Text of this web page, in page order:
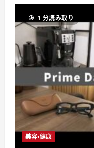
#shorts
に
つ
い
て
さ
ら
に
読
む
ョ
フ
ァ
ン
デ
の
塗
り
方】
OK
と
NG
を
美
容
部
が
1 分読み取り
美容・健康